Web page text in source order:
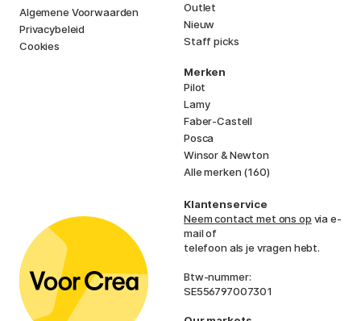
Algemene Voorwaarden
Privacybeleid
Cookies
Outlet
Nieuw
Staff picks
Merken
Pilot
Lamy
Faber-Castell
Posca
Winsor & Newton
Alle merken (160)
Klantenservice
Neem contact met ons op via e-
mail of
telefoon als je vragen hebt.
Btw-nummer:
SE556797007301